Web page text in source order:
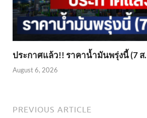
ประกาศแล้ว!! ราคาน้ำมันพรุ่งนี้ (7 ส
August 6, 2026
PREVIOUS ARTICLE